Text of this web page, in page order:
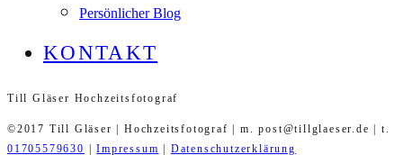
Persönlicher Blog
KONTAKT
Till Gläser Hochzeitsfotograf
©2017 Till Gläser | Hochzeitsfotograf | m. post@tillglaeser.de | t.
01705579630
|Impressum Datenschutzerklärung